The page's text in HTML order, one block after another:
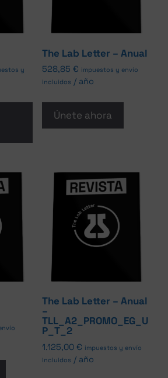
y
The Lab Letter – Anual
528,85 € impuestos y envío
incluidos / año
Únete ahora
The Lab Letter – Anual
–
TLL_A2_PROMO_EG_U
P_T_2
1.125,00 € impuestos y envío
incluidos / año